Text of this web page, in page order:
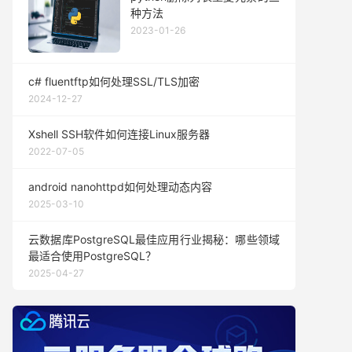
种方法
2023-01-26
c# fluentftp如何处理SSL/TLS加密
2024-12-27
Xshell SSH软件如何连接Linux服务器
2022-07-05
android nanohttpd如何处理动态内容
2025-03-10
云数据库PostgreSQL最佳应用行业揭秘：哪些领域
最适合使用PostgreSQL？
2025-04-27